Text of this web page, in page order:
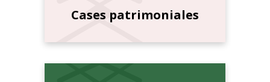
Cases patrimoniales